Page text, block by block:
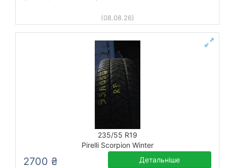
(08.08.26)
235/55 R19
Pirelli Scorpion Winter
2700 ₴ Детальніше